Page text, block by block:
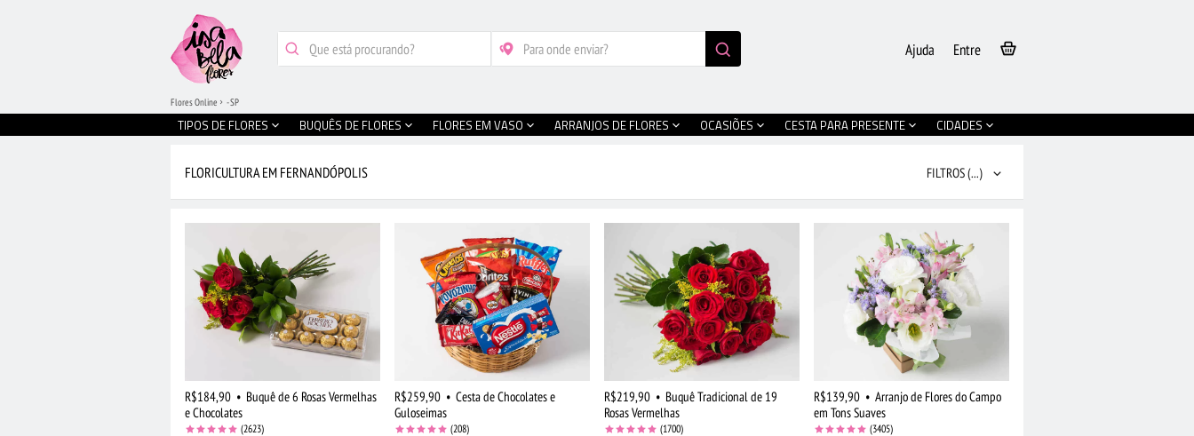
Entre
Ajuda
TIPOS DE FLORES BUQUÊS DE FLORES FLORES EM VASO ARRANJOS DE FLORES OCASIÕES CESTA PARA PRESENTE CIDADES
Flores Online - SP
FLORICULTURA EM FERNANDÓPOLIS FILTROS(...)
R$184,90 • Buquê de 6 Rosas Vermelhas
e Chocolates
(2623)
R$259,90 • Cesta de Chocolates e
Guloseimas
(208)
R$219,90 • Buquê Tradicional de 19
Rosas Vermelhas
(1700)
R$139,90 • Arranjo de Flores do Campo
em Tons Suaves
(3405)